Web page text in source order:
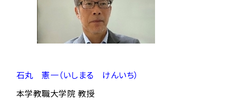
石丸 憲一（いしまる けんいち）
本学教職大学院 教授